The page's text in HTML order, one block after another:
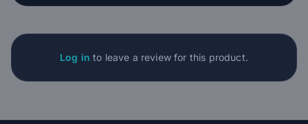
Log in to leave a review for this product.